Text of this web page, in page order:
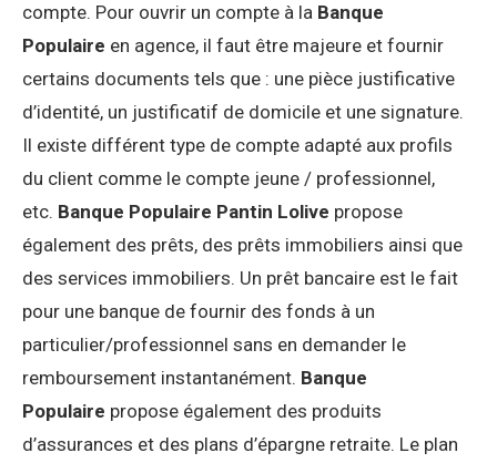
compte. Pour ouvrir un compte à la Banque
Populaire en agence, il faut être majeure et fournir
certains documents tels que : une pièce justificative
d’identité, un justificatif de domicile et une signature.
Il existe différent type de compte adapté aux profils
du client comme le compte jeune / professionnel,
etc. Banque Populaire Pantin Lolive propose
également des prêts, des prêts immobiliers ainsi que
des services immobiliers. Un prêt bancaire est le fait
pour une banque de fournir des fonds à un
particulier/professionnel sans en demander le
remboursement instantanément. Banque
Populaire propose également des produits
d’assurances et des plans d’épargne retraite. Le plan